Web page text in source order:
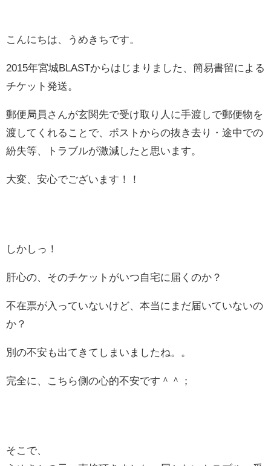
こんにちは、うめきちです。
2015年宮城BLASTからはじまりました、簡易書留による
チケット発送。
郵便局員さんが玄関先で受け取り人に手渡しで郵便物を
渡してくれることで、ポストからの抜き去り・途中での
紛失等、トラブルが激減したと思います。
大変、安心でございます！！
しかしっ！
肝心の、そのチケットがいつ自宅に届くのか？
不在票が入っていないけど、本当にまだ届いていないの
か？
別の不安も出てきてしまいましたね。。
完全に、こちら側の心的不安です＾＾；
そこで、